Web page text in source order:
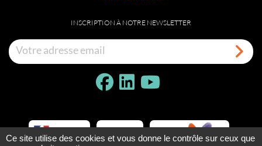
INSCRIPTION À NOTRE NEWSLETTER
Ce site utilise des cookies et vous donne le contrôle sur ceux que